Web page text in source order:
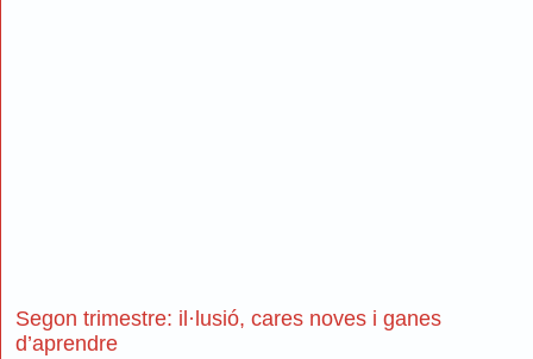
Segon trimestre: il·lusió, cares noves i ganes
d’aprendre